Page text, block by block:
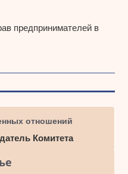
предпринимателей в
отношений
Комитета